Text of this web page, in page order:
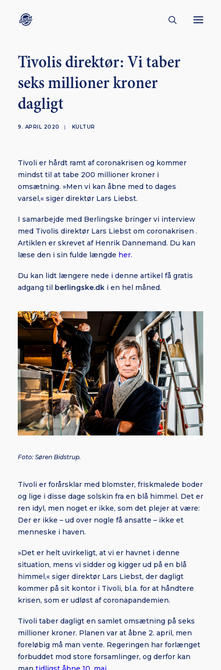
CONTACT
ABOUT
ENGLISH
BORNHOLM
SUBSCRIBE
Tivolis direktør: Vi taber
seks millioner kroner
dagligt
9. APRIL 2020 | KULTUR
Tivoli er hårdt ramt af coronakrisen og kommer
mindst til at tabe 200 millioner kroner i
omsætning. »Men vi kan åbne med to dages
varsel,« siger direktør Lars Liebst.
I samarbejde med Berlingske bringer vi interview
med Tivolis direktør Lars Liebst om coronakrisen .
Artiklen er skrevet af Henrik Dannemand. Du kan
læse den i sin fulde længde her.
Du kan lidt længere nede i denne artikel få gratis
adgang til berlingske.dk i en hel måned.
Foto: Søren Bidstrup.
Tivoli er forårsklar med blomster, friskmalede boder
og lige i disse dage solskin fra en blå himmel. Det er
ren idyl, men noget er ikke, som det plejer at være:
Der er ikke – ud over nogle få ansatte – ikke et
menneske i haven.
»Det er helt uvirkeligt, at vi er havnet i denne
situation, mens vi sidder og kigger ud på en blå
himmel,« siger direktør Lars Liebst, der dagligt
kommer på sit kontor i Tivoli, bl.a. for at håndtere
krisen, som er udløst af coronapandemien.
Tivoli taber dagligt en samlet omsætning på seks
millioner kroner. Planen var at åbne 2. april, men
foreløbig må man vente. Regeringen har forlænget
forbuddet mod store forsamlinger, og derfor kan